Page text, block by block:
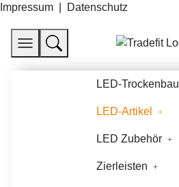
Impressum Datenschutz
LED-Trockenbau
LED-Artikel
LED Zubehör
Zierleisten